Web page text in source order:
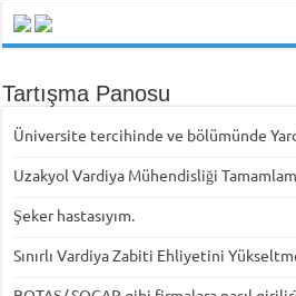
Tartışma Panosu
Üniversite tercihinde ve bölümünde
Uzakyol Vardiya Mühendisliği
Şeker hastasıyım.
Sınırlı Vardiya Zabiti Ehliyetini